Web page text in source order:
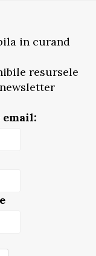
in curand
resursele